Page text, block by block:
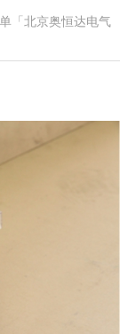
「北京奥恒达电气